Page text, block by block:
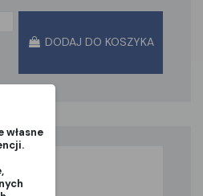
DODAJ DO KOSZYKA